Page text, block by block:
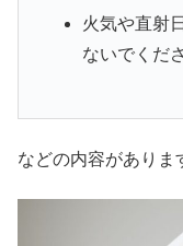
火気や直射
ないでくだ
などの内容がありま